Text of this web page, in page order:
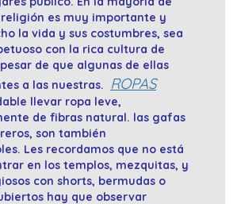
religión es muy importante y
la vida y sus costumbres, sea
con la rica cultura de
de que algunas de ellas
a las nuestras.
ROPAS
llevar ropa leve,
de fibras natural. las gafas
son también
Les recordamos que no está
en los templos, mezquitas, y
con shorts, bermudas o
hay que observar